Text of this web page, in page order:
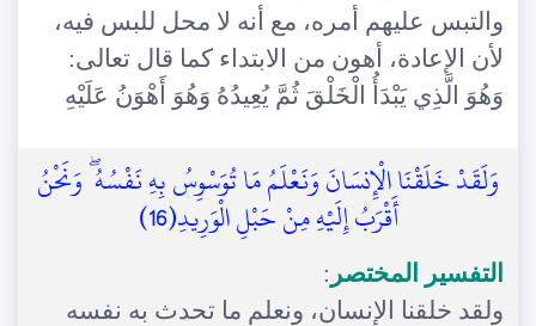
والتبس عليهم أمره، مع أنه لا محل للبس فيه،
لأن الإعادة، أهون من الابتداء كما قال تعالى:
وَهُوَ الَّذِي يَبْدَأُ الْخَلْقَ ثُمَّ يُعِيدُهُ وَهُوَ أَهْوَنُ عَلَيْهِ
وَلَقَدْ خَلَقْنَا الْإِنسَانَ وَنَعْلَمُ مَا تُوَسْوِسُ بِهِ نَفْسُهُ ۖ وَنَحْنُ
أَقْرَبُ إِلَيْهِ مِنْ حَبْلِ الْوَرِيدِ(16)
التفسير المختصر :
ولقد خلقنا الإنسان، ونعلم ما تحدث به نفسه